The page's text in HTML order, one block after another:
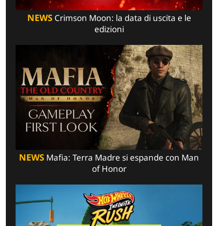
NEWSCrimson Moon: la data di uscita e le
edizioni
NEWS Mafia: Terra Madre si espande con Man
of Honor